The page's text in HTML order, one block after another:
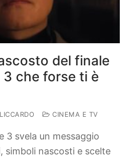
del finale
3 che forse ti è
CINEMA E TV
3 svela un messaggio
nascosti e scelte